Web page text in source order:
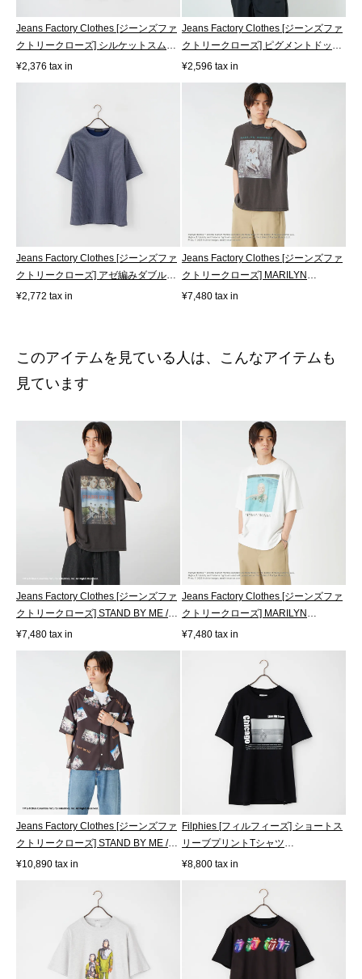
Jeans Factory Clothes [ジーンズファ
クトリークローズ] シルケットスム
ー...
¥2,376 tax in
Jeans Factory Clothes [ジーンズファ
クトリークローズ] ピグメントドッ
グ...
¥2,596 tax in
Jeans Factory Clothes [ジーンズファ
クトリークローズ] アゼ編みダブル
フ...
¥2,772 tax in
Jeans Factory Clothes [ジーンズファ
クトリークローズ] MARILYN
MONROE /...
¥7,480 tax in
このアイテムを見ている人は、こんなアイテムも
見ています
Jeans Factory Clothes [ジーンズファ
クトリークローズ] STAND BY ME /
40T...
¥7,480 tax in
Jeans Factory Clothes [ジーンズファ
クトリークローズ] MARILYN
MONROE /...
¥7,480 tax in
Jeans Factory Clothes [ジーンズファ
クトリークローズ] STAND BY ME /
40T...
¥10,890 tax in
Filphies [フィルフィーズ] ショートス
リーブプリントTシャツ
[FP262HS0002...
¥8,800 tax in